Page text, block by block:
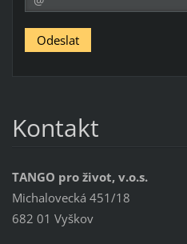
Kontakt
TANGO pro život, v.o.s.
Michalovecká 451/18
682 01 Vyškov